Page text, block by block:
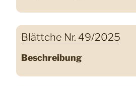
Blättche Nr. 49/2025
Beschreibung